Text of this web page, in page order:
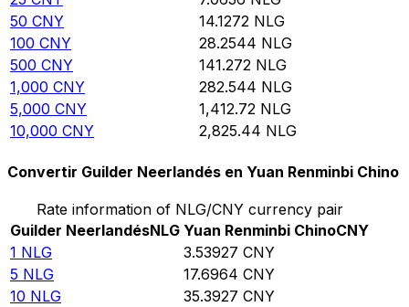
50 CNY 14.1272 NLG
100 CNY 28.2544 NLG
500 CNY 141.272 NLG
1,000 CNY 282.544 NLG
5,000 CNY 1,412.72 NLG
10,000 CNY 2,825.44 NLG
Convertir Guilder Neerlandés en Yuan Renminbi Chino
Rate information of NLG/CNY currency pair
Guilder NeerlandésNLG Yuan Renminbi ChinoCNY
1 NLG 3.53927 CNY
5 NLG 17.6964 CNY
10 NLG 35.3927 CNY